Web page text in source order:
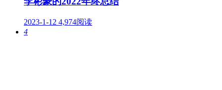
2023-1-12 4,974阅读
4